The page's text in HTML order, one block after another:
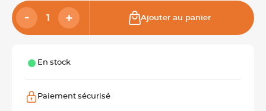
Ajouter au panier
En stock
Paiement sécurisé